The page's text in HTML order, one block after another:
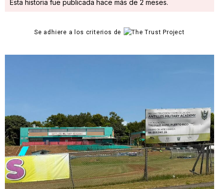
Esta historia fue publicada hace más de 2 meses.
Se adhiere a los criterios de